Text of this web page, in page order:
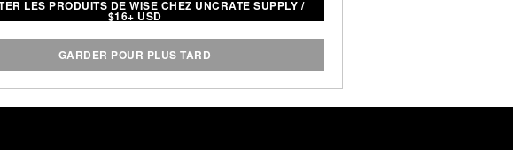
de produits. Tous les produits sont emballés dans
pommade à l'argile glacéeet la
LES PRODUITS DE WISE CHEZ UNCRATE SUPPLY /
$16+ USD
GARDER POUR PLUS TARD